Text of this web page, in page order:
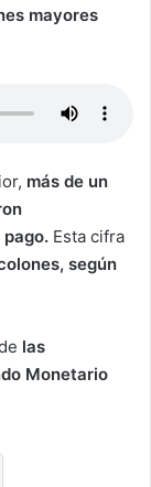
mayores
más de un
Esta cifra
según
las
Monetario